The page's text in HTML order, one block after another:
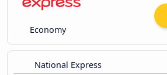
Economy
National Express